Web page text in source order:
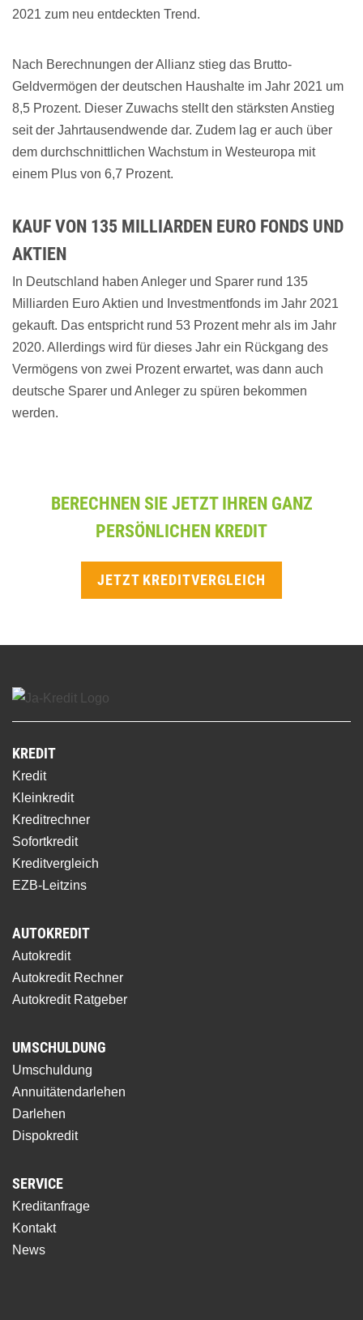
2021 zum neu entdeckten Trend.
Nach Berechnungen der Allianz stieg das Brutto-
Geldvermögen der deutschen Haushalte im Jahr 2021 um
8,5 Prozent. Dieser Zuwachs stellt den stärksten Anstieg
seit der Jahrtausendwende dar. Zudem lag er auch über
dem durchschnittlichen Wachstum in Westeuropa mit
einem Plus von 6,7 Prozent.
KAUF VON 135 MILLIARDEN EURO FONDS UND
AKTIEN
In Deutschland haben Anleger und Sparer rund 135
Milliarden Euro Aktien und Investmentfonds im Jahr 2021
gekauft. Das entspricht rund 53 Prozent mehr als im Jahr
2020. Allerdings wird für dieses Jahr ein Rückgang des
Vermögens von zwei Prozent erwartet, was dann auch
deutsche Sparer und Anleger zu spüren bekommen
werden.
BERECHNEN SIE JETZT IHREN GANZ
PERSÖNLICHEN KREDIT
JETZT KREDITVERGLEICH
KREDIT
Kredit
Kleinkredit
Kreditrechner
Sofortkredit
Kreditvergleich
EZB-Leitzins
AUTOKREDIT
Autokredit
Autokredit Rechner
Autokredit Ratgeber
UMSCHULDUNG
Umschuldung
Annuitätendarlehen
Darlehen
Dispokredit
SERVICE
Kreditanfrage
Kontakt
News